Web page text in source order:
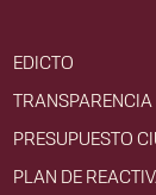
EDICTO
PRESUPUESTO
PLAN DE